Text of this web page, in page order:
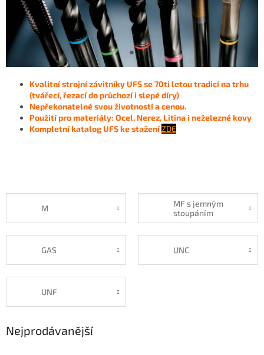
Kvalitní strojní závitníky UFS se 70ti letou tradicí na trhu
(tvářecí, řezací do průchozí i slepé díry)
Nepřekonatelné svou životností a cenou.
Použití pro materiály: Ocel, Nerez, Litina i neželezné kovy
Kompletní katalog UFS ke staženíZDE
M
MF s jemným
stoupáním
GAS UNC
UNF
Nejprodávanější